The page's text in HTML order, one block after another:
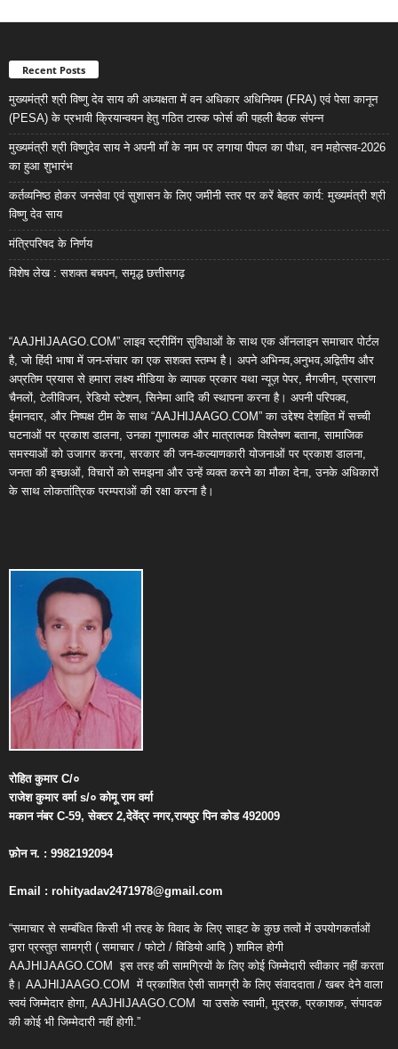
Recent Posts
मुख्यमंत्री श्री विष्णु देव साय की अध्यक्षता में वन अधिकार अधिनियम (FRA) एवं पेसा कानून
(PESA) के प्रभावी क्रियान्वयन हेतु गठित टास्क फोर्स की पहली बैठक संपन्न
मुख्यमंत्री श्री विष्णुदेव साय ने अपनी माँ के नाम पर लगाया पीपल का पौधा, वन महोत्सव-2026
का हुआ शुभारंभ
कर्तव्यनिष्ठ होकर जनसेवा एवं सुशासन के लिए जमीनी स्तर पर करें बेहतर कार्य: मुख्यमंत्री श्री
विष्णु देव साय
मंत्रिपरिषद के निर्णय
विशेष लेख : सशक्त बचपन, समृद्ध छत्तीसगढ़
“AAJHIJAAGO.COM” लाइव स्ट्रीमिंग सुविधाओं के साथ एक ऑनलाइन समाचार पोर्टल
है, जो हिंदी भाषा में जन-संचार का एक सशक्त स्तम्भ है। अपने अभिनव,अनुभव,अद्वितीय और
अप्रतिम प्रयास से हमारा लक्ष्य मीडिया के व्यापक प्रकार यथा न्यूज़ पेपर, मैगजीन, प्रसारण
चैनलों, टेलीविजन, रेडियो स्टेशन, सिनेमा आदि की स्थापना करना है। अपनी परिपक्व,
ईमानदार, और निष्पक्ष टीम के साथ “AAJHIJAAGO.COM” का उद्देश्य देशहित में सच्ची
घटनाओं पर प्रकाश डालना, उनका गुणात्मक और मात्रात्मक विश्लेषण बताना, सामाजिक
समस्याओं को उजागर करना, सरकार की जन-कल्याणकारी योजनाओं पर प्रकाश डालना,
जनता की इच्छाओं, विचारों को समझना और उन्हें व्यक्त करने का मौका देना, उनके अधिकारों
के साथ लोकतांत्रिक परम्पराओं की रक्षा करना है।
रोहित कुमारC/०
राजेश कुमार वर्माs/० कोमू राम वर्मा
मकान नंबरC-59,सेक्टर2,देवेंद्र नगर,रायपुर पिन कोड492009
फ़ोन न. : 9982192094
Email : rohityadav2471978@gmail.com
“समाचार से सम्बंधित किसी भी तरह के विवाद के लिए साइट के कुछ तत्वों में उपयोगकर्ताओं
द्वारा प्रस्तुत सामग्री ( समाचार / फोटो / विडियो आदि ) शामिल होगी
AAJHIJAAGO.COM इस तरह की सामग्रियों के लिए कोई जिम्मेदारी स्वीकार नहीं करता
है। AAJHIJAAGO.COM में प्रकाशित ऐसी सामग्री के लिए संवाददाता / खबर देने वाला
स्वयं जिम्मेदार होगा, AAJHIJAAGO.COM या उसके स्वामी, मुद्रक, प्रकाशक, संपादक
की कोई भी जिम्मेदारी नहीं होगी.”